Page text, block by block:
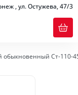
, ул. Остужева, 47/3
обыкновенный Ст-110-